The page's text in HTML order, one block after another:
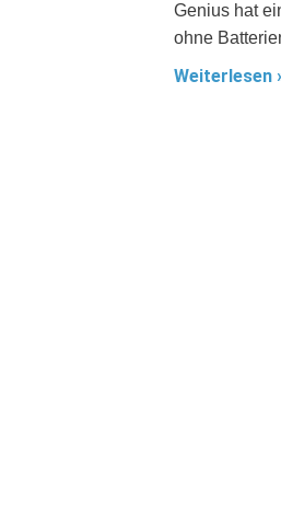
Genius hat
ohne
Weiterlesen